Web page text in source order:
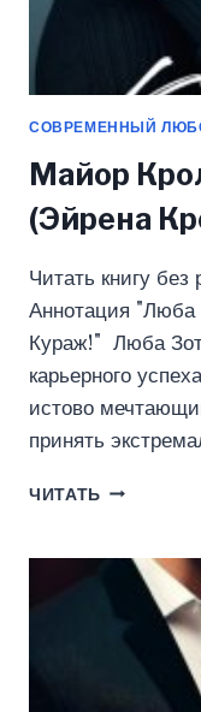
СОВРЕМЕННЫЙ
Майор
(Эйрена
Читать книгу без
Аннотация "Люба
Кураж!" Люба
карьерного
истово
принять
ЧИТАТЬ МАЙОР
МОЕЙ
ПОСТЕЛИ
(ЭЙРЕНА
КРОКУС)